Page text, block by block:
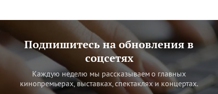
Подпишитесь на обновления в
соцсетях
Каждую неделю мы рассказываем о главных
кинопремьерах, выставках, спектаклях и концертах.